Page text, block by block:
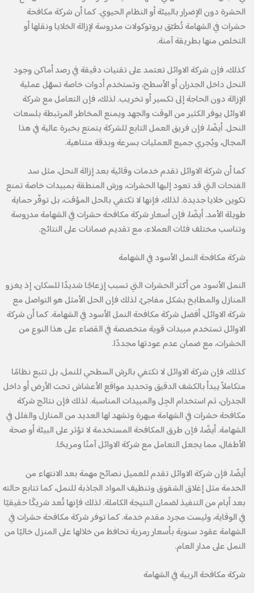
الحشرة دون الإضرار بالبيئة أو النظام الحيوي. كما أن شركة مكافحة
حشرات في الشهامة تُطبّق بروتوكولات مدروسة لإزالة الخلايا ونقلها أو
التخلص منها بطريقة آمنة.
كذلك، فإن شركة الاوائل تعتمد على تقنيات دقيقة في رصد أماكن وجود
النحل داخل الجدران أو الأسطح، وتستخدم أدوات خاصة تسهّل عملية
الإزالة دون الحاجة إلى تكسير أو تخريب. لذلك، فإن التعامل مع شركة
الاوائل يوفر الكثير من الوقت والجهد ويمنع المخاطر المرتبطة بلسعات
النحل. أيضًا، فإن فريق العمل التابع للشركة يتمتع بخبرة عالية في هذا
المجال، ويُجري جميع العمليات بسرعة وبدقة متناهية.
كما أن شركة الاوائل تقدم خدمات وقائية بعد إزالة النحل، مثل سد
الفتحات التي قد تعود إليها الحشرات، ورش المنطقة بمبيدات خاصة تمنع
تكوين خلايا جديدة. لذلك، فإنها لا تكتفي بالحل المؤقت، بل توفّر حماية
طويلة الأمد. أيضًا، فإن أسعار شركة مكافحة حشرات في الشهامة مدروسة
وتناسب مختلف فئات العملاء، مع تقديم ضمانات على النتائج.
شركة مكافحة النمل الأسود في الشهامة
النمل الأسود من أكثر الحشرات التي تسبب إزعاجًا شديدًا للسكان، إذ يغزو
المنازل والمطابخ بشكل مفاجئ، لذلك فإن الحل الأمثل هو التواصل مع
شركة الاوائل، أفضل شركة مكافحة النمل الأسود في الشهامة. كما أن شركة
الاوائل تستخدم مبيدات قوية متخصصة في القضاء على هذا النوع من
الحشرات، مع ضمان عدم عودتها مجددًا.
كذلك، فإن شركة الاوائل لا تكتفي بالرش السطحي للنمل، بل تتبع نظامًا
متكاملاً يبدأ بالكشف الدقيق وتحديد مواقع الأعشاش تحت الأرض أو داخل
الجدران، ثم استخدام الجِل والمبيدات المناسبة. لذلك فإن نتائج شركة
مكافحة حشرات في الشهامة مبهرة وتشهد لها العديد من المنازل والفلل في
الشهامة. أيضًا، فإن طرق المكافحة المستخدمة لا تؤثر على البيئة أو صحة
الأطفال، مما يجعل التعامل مع شركة الاوائل آمنًا ومريحًا.
أيضًا، فإن شركة الاوائل تقدم للعميل نصائح مهمة بعد الانتهاء من
الخدمة مثل إغلاق الشقوق وتنظيف المواد الجاذبة للنمل، كما تتابع حالته
بعد أيام من التنفيذ لضمان النتيجة الكاملة. لذلك فإنها تُعد شريكًا حقيقيًا
في الوقاية، وليست مجرد مقدم خدمة. كما توفر شركة مكافحة حشرات في
الشهامة عقود سنوية بأسعار رمزية تحافظ من خلالها على المنزل خاليًا من
النمل على مدار العام.
شركة مكافحة الربية في الشهامة